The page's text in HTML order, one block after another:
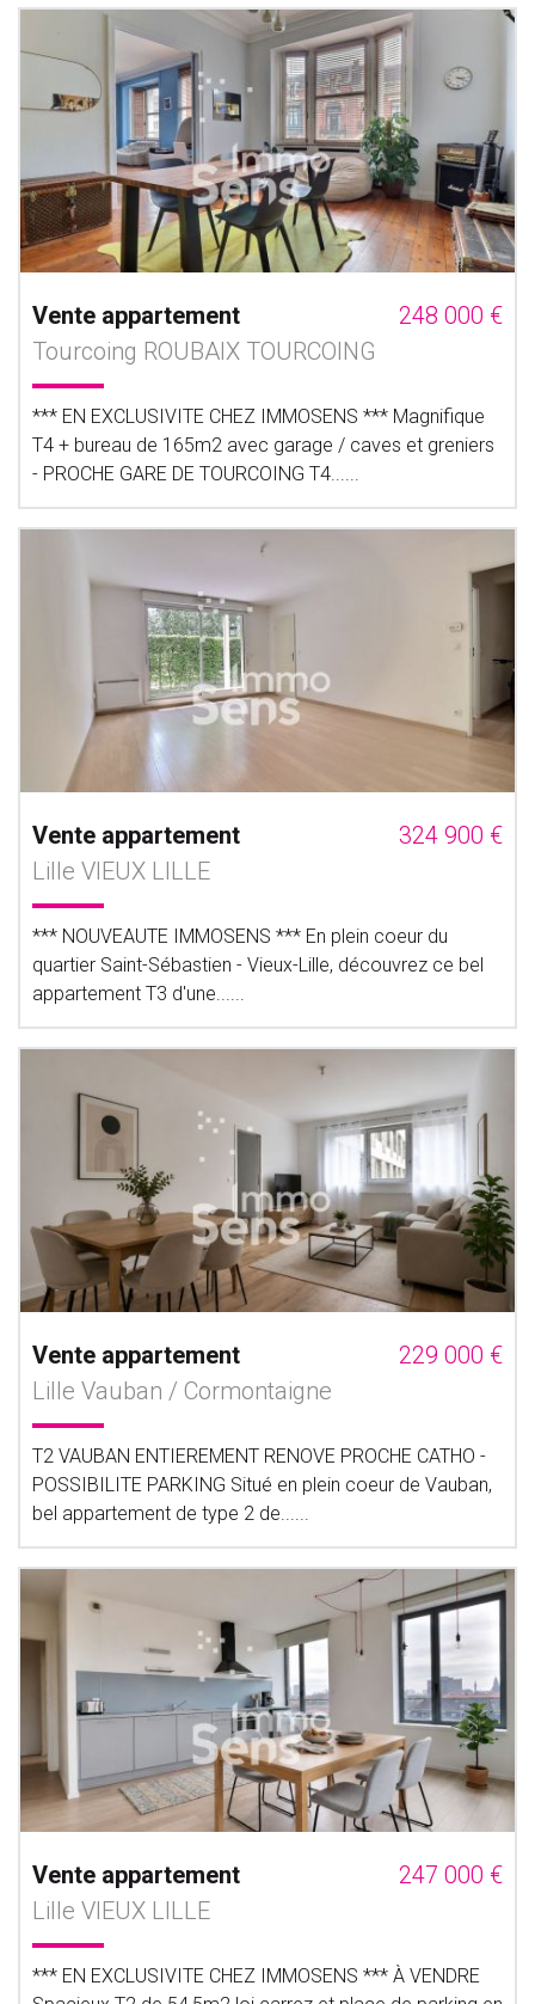
Vente appartement
248 000 €
Tourcoing ROUBAIX TOURCOING
*** EN EXCLUSIVITE CHEZ IMMOSENS *** Magnifique
T4 + bureau de 165m2 avec garage / caves et greniers
- PROCHE GARE DE TOURCOING T4......
Vente appartement
324 900 €
Lille VIEUX LILLE
*** NOUVEAUTE IMMOSENS *** En plein coeur du
quartier Saint-Sébastien - Vieux-Lille, découvrez ce bel
appartement T3 d'une......
Vente appartement
229 000 €
Lille Vauban / Cormontaigne
T2 VAUBAN ENTIEREMENT RENOVE PROCHE CATHO -
POSSIBILITE PARKING Situé en plein coeur de Vauban,
bel appartement de type 2 de......
Vente appartement
247 000 €
Lille VIEUX LILLE
*** EN EXCLUSIVITE CHEZ IMMOSENS *** À VENDRE